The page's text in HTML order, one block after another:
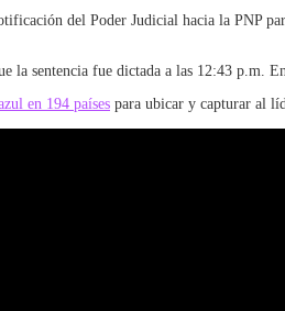
del Poder Judicial hacia la PNP
la sentencia fue dictada a las 12:43
en 194 países para ubicar y capturar al